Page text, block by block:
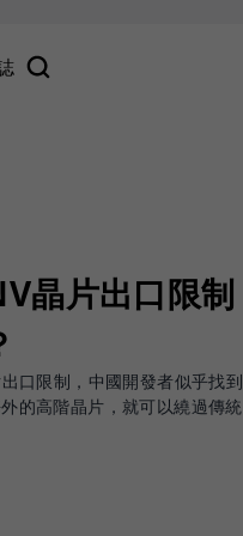
晶片出口限
口限制，中國開發者似乎找
的高階晶片，就可以繞過傳統